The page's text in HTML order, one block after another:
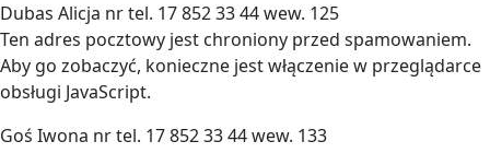
Dubas Alicja nr tel. 17 852 33 44 wew. 125
Ten adres pocztowy jest chroniony przed spamowaniem.
Aby go zobaczyć, konieczne jest włączenie w przeglądarce
obsługi JavaScript.
Goś Iwona nr tel. 17 852 33 44 wew. 133